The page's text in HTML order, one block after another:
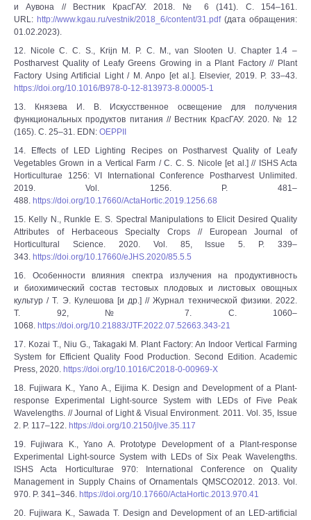
и Аувона // Вестник КрасГАУ. 2018. № 6 (141). С. 154–161.
URL: http://www.kgau.ru/vestnik/2018_6/content/31.pdf(дата обращения:
01.02.2023).
12. Nicole C. C. S., Krijn M. P. C. M., van Slooten U. Chapter 1.4 –
Postharvest Quality of Leafy Greens Growing in a Plant Factory // Plant
Factory Using Artificial Light / M. Anpo [et al.]. Elsevier, 2019. P. 33–43.
https://doi.org/10.1016/B978-0-12-813973-8.00005-1
13. Князева И. В. Искусственное освещение для получения
функциональных продуктов питания // Вестник КрасГАУ. 2020. № 12
(165). С. 25–31. EDN: OEPPII
14. Effects of LED Lighting Recipes on Postharvest Quality of Leafy
Vegetables Grown in a Vertical Farm / C. C. S. Nicole [et al.] // ISHS Acta
Horticulturae 1256: VI International Conference Postharvest Unlimited.
2019. Vol. 1256. P. 481–
488. https://doi.org/10.17660/ActaHortic.2019.1256.68
15. Kelly N., Runkle E. S. Spectral Manipulations to Elicit Desired Quality
Attributes of Herbaceous Specialty Crops // European Journal of
Horticultural Science. 2020. Vol. 85, Issue 5. P. 339–
343. https://doi.org/10.17660/eJHS.2020/85.5.5
16. Особенности влияния спектра излучения на продуктивность
и биохимический состав тестовых плодовых и листовых овощных
культур / Т. Э. Кулешова [и др.] // Журнал технической физики. 2022.
Т. 92, № 7. С. 1060–
1068. https://doi.org/10.21883/JTF.2022.07.52663.343-21
17. Kozai T., Niu G., Takagaki M. Plant Factory: An Indoor Vertical Farming
System for Efficient Quality Food Production. Second Edition. Academic
Press, 2020. https://doi.org/10.1016/C2018-0-00969-X
18. Fujiwara K., Yano A., Eijima K. Design and Development of a Plant-
response Experimental Light-source System with LEDs of Five Peak
Wavelengths. // Journal of Light & Visual Environment. 2011. Vol. 35, Issue
2. P. 117–122. https://doi.org/10.2150/jlve.35.117
19. Fujiwara K., Yano A. Prototype Development of a Plant-response
Experimental Light-source System with LEDs of Six Peak Wavelengths.
ISHS Acta Horticulturae 970: International Conference on Quality
Management in Supply Chains of Ornamentals QMSCO2012. 2013. Vol.
970. P. 341–346. https://doi.org/10.17660/ActaHortic.2013.970.41
20. Fujiwara K., Sawada T. Design and Development of an LED-artificial